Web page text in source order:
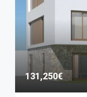
131,250€